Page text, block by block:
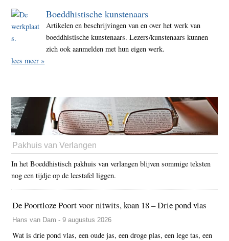
Boeddhistische kunstenaars
Artikelen en beschrijvingen van en over het werk van
boeddhistische kunstenaars. Lezers/kunstenaars kunnen
zich ook aanmelden met hun eigen werk.
lees meer »
Pakhuis van Verlangen
In het Boeddhistisch pakhuis van verlangen blijven sommige teksten
nog een tijdje op de leestafel liggen.
De Poortloze Poort voor nitwits, koan 18 – Drie pond vlas
Hans van Dam - 9 augustus 2026
Wat is drie pond vlas, een oude jas, een droge plas, een lege tas, een